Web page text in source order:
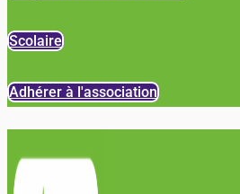
Scolaire
Adhérer à l'association